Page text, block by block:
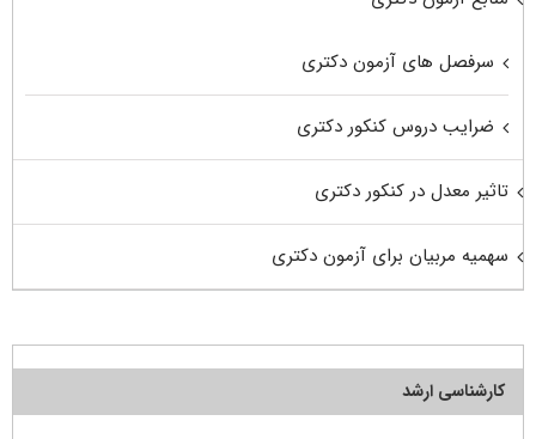
سرفصل های آزمون دکتری
ضرایب دروس کنکور دکتری
تاثیر معدل در کنکور دکتری
سهمیه مربیان برای آزمون دکتری
کارشناسی ارشد